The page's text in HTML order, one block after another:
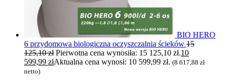
BIO HERO
6 przydomowa biologiczna oczyszczalnia ścieków 15
125,10zł Pierwotna cena wynosiła: 15 125,10 zł.10
599,99 złAktualna cena wynosi: 10 599,99 zł. (8 617,88 zł
netto)